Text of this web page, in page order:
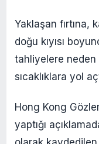
Yaklaşan fırtına,
doğu kıyısı
tahliyelere
sıcaklıklara yol
Hong Kong
yaptığı